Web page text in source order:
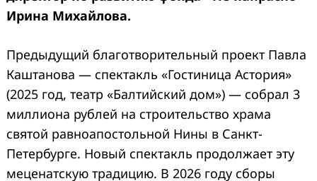
Ирина Михайлова.
Предыдущий благотворительный проект Павла
Каштанова — спектакль «Гостиница Астория»
(2025 год, театр «Балтийский дом») — собрал 3
миллиона рублей на строительство храма
святой равноапостольной Нины в Санкт-
Петербурге. Новый спектакль продолжает эту
меценатскую традицию. В 2026 году сборы